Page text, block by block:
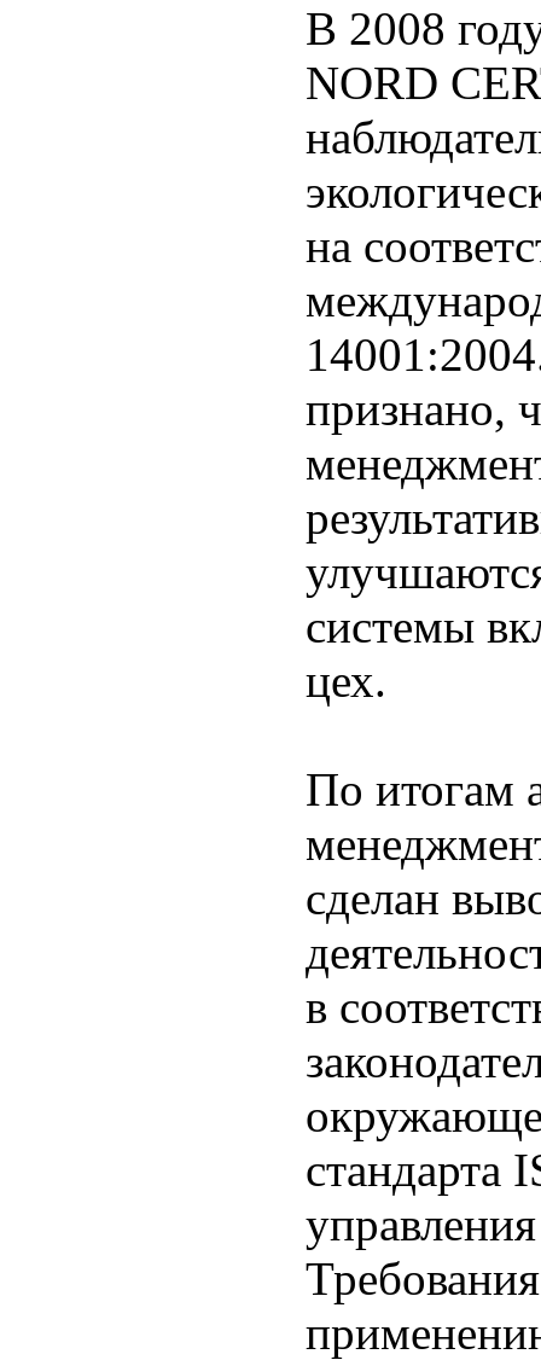
В 2008
NORD
на
признано,
системы
цех.
По итогам
сделан
в
стандарта